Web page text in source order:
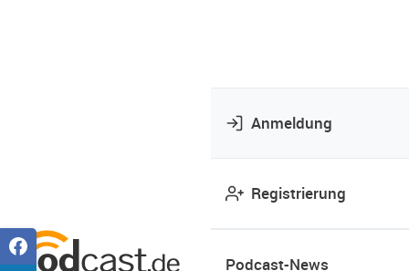
Anmeldung
Registrierung
Podcast-News